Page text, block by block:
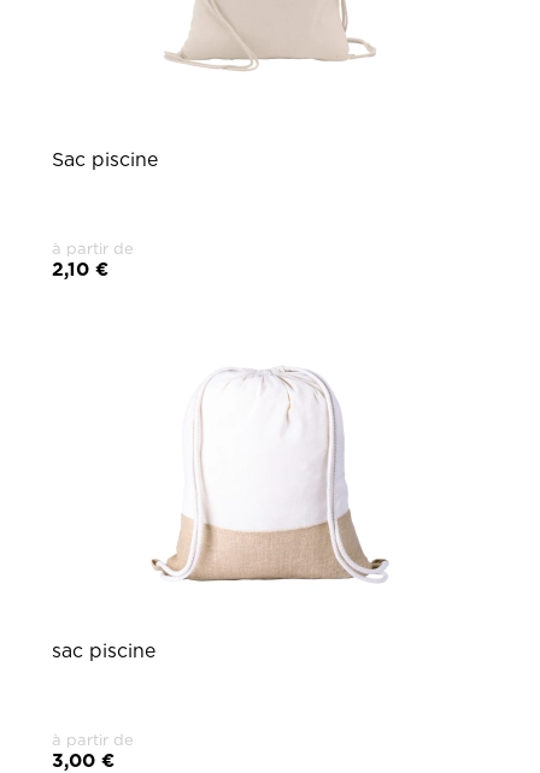
Sac piscine
à partir de
2,10 €
sac piscine
à partir de
3,00 €